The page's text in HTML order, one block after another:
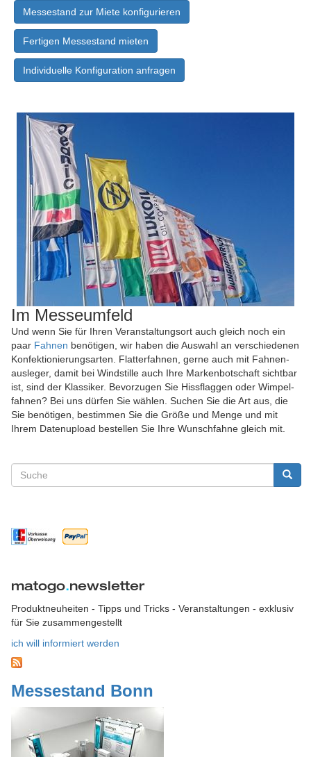
Messestand zur Miete konfigurieren
Fertigen Messestand mieten
Individuelle Konfiguration anfragen
Im Messeumfeld
Und wenn Sie für Ihren Veranstaltungs­ort auch gleich noch ein
paar Fahnen benötigen, wir haben die Aus­wahl an ver­schiedenen
Konfektionierungs­arten. Flatter­fahnen, gerne auch mit Fahnen­
ausleger, damit bei Wind­stille auch Ihre Marken­botschaft sicht­bar
ist, sind der Klassiker. Bevorzugen Sie Hiss­flaggen oder Wimpel­
fahnen? Bei uns dürfen Sie wählen. Suchen Sie die Art aus, die
Sie benötigen, bestimmen Sie die Größe und Menge und mit
Ihrem Daten­upload bestellen Sie Ihre Wunsch­fahne gleich mit.
Suchformular
matogo.newsletter
Produktneuheiten - Tipps und Tricks - Veranstaltungen - exklusiv
für Sie zusammengestellt
ich will informiert werden
Messestand Bonn